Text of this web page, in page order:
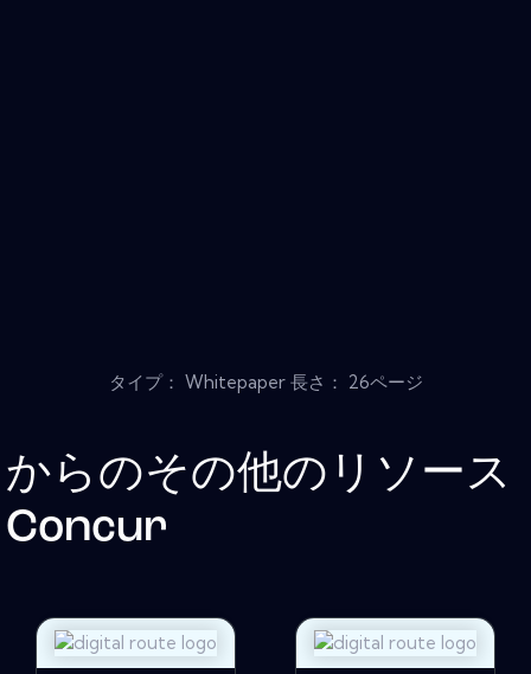
タイプ： Whitepaper 長さ： 26ページ
からのその他のリソース
Concur